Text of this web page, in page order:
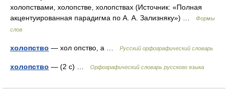
холопствами, холопстве, холопствах (Источник: «Полная
акцентуированная парадигма по А. А. Зализняку») …
Формы
слов
холопство — хол опство, а … Русский орфографический словарь
холопство — (2 с) … Орфографический словарь русского языка